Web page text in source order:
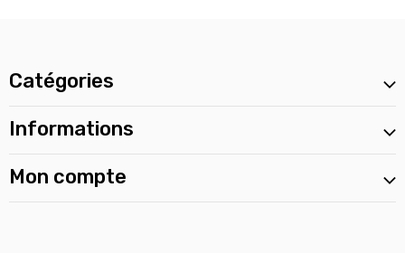
Catégories
Informations
Mon compte